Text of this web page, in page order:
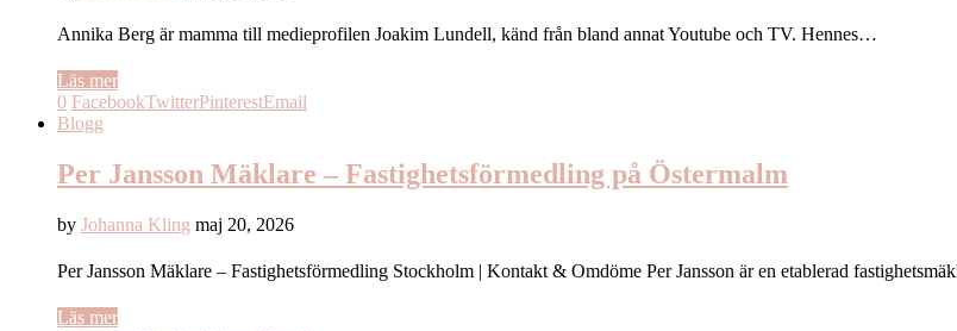
Annika Berg är mamma till medieprofilen Joakim Lundell, känd från bland annat Youtube och TV. Hennes…
Läs mer
0 FacebookTwitterPinterestEmail
Blogg
Per Jansson Mäklare – Fastighetsförmedling på Östermalm
by Johanna Kling maj 20, 2026
Per Jansson Mäklare – Fastighetsförmedling Stockholm | Kontakt & Omdöme Per Jansson är en etablerad
Läs mer